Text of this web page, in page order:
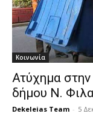
Κοινωνία
Ατύχημα στην
δήμου Ν.
Dekeleias Team - 5